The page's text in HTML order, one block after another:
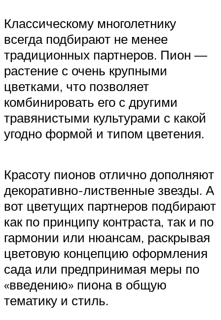
Классическому многолетнику
всегда подбирают не менее
традиционных партнеров. Пион —
растение с очень крупными
цветками, что позволяет
комбинировать его с другими
травянистыми культурами с какой
угодно формой и типом цветения.
Красоту пионов отлично дополняют
декоративно-лиственные звезды. А
вот цветущих партнеров подбирают
как по принципу контраста, так и по
гармонии или нюансам, раскрывая
цветовую концепцию оформления
сада или предпринимая меры по
«введению» пиона в общую
тематику и стиль.